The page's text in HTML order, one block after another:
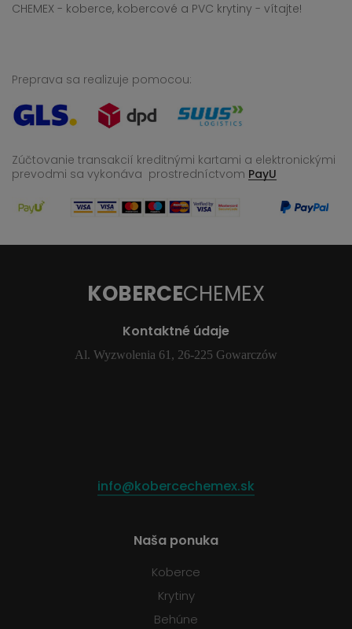
CHEMEX - koberce, kobercové a PVC krytiny - vítajte!
Preprava sa realizuje pomocou:
Zúčtovanie transakcií kreditnými kartami a elektronickými
prevodmi sa vykonáva prostredníctvom PayU
KOBERCECHEMEX
Kontaktné údaje
Al. Wyzwolenia 61, 26-225 Gowarczów
info@kobercechemex.sk
Naša ponuka
Koberce
Krytiny
Behúne